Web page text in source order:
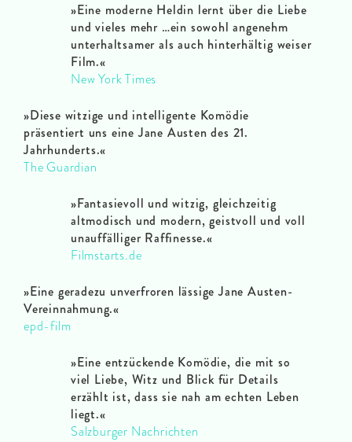
»Eine moderne Heldin lernt über die Liebe
und vieles mehr …ein sowohl angenehm
unterhaltsamer als auch hinterhältig weiser
Film.«
New York Times
»Diese witzige und intelligente Komödie
präsentiert uns eine Jane Austen des 21.
Jahrhunderts.«
The Guardian
»Fantasievoll und witzig, gleichzeitig
altmodisch und modern, geistvoll und voll
unauffälliger Raffinesse.«
Filmstarts.de
»Eine geradezu unverfroren lässige Jane Austen-
Vereinnahmung.«
epd-film
»Eine entzückende Komödie, die mit so
viel Liebe, Witz und Blick für Details
erzählt ist, dass sie nah am echten Leben
liegt.«
Salzburger Nachrichten